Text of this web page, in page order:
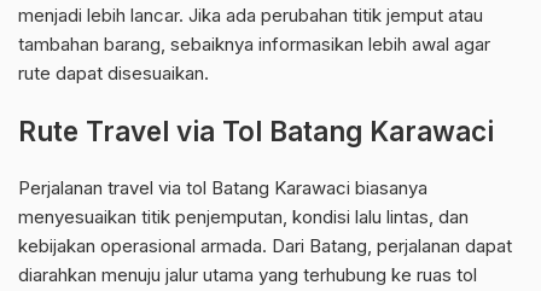
menjadi lebih lancar. Jika ada perubahan titik jemput atau
tambahan barang, sebaiknya informasikan lebih awal agar
rute dapat disesuaikan.
Rute Travel via Tol Batang Karawaci
Perjalanan travel via tol Batang Karawaci biasanya
menyesuaikan titik penjemputan, kondisi lalu lintas, dan
kebijakan operasional armada. Dari Batang, perjalanan dapat
diarahkan menuju jalur utama yang terhubung ke ruas tol